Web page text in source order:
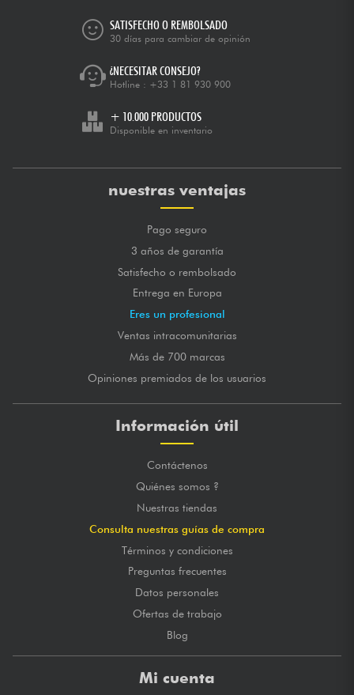
SATISFECHO O REMBOLSADO
30 días para cambiar de opinión
¿NECESITAR CONSEJO?
Hotline : +33 1 81 930 900
+ 10.000 PRODUCTOS
Disponible en inventario
nuestras ventajas
Pago seguro
3 años de garantía
Satisfecho o rembolsado
Entrega en Europa
Eres un profesional
Ventas intracomunitarias
Más de 700 marcas
Opiniones premiados de los usuarios
Información útil
Contáctenos
Quiénes somos ?
Nuestras tiendas
Consulta nuestras guías de compra
Términos y condiciones
Preguntas frecuentes
Datos personales
Ofertas de trabajo
Blog
Mi cuenta